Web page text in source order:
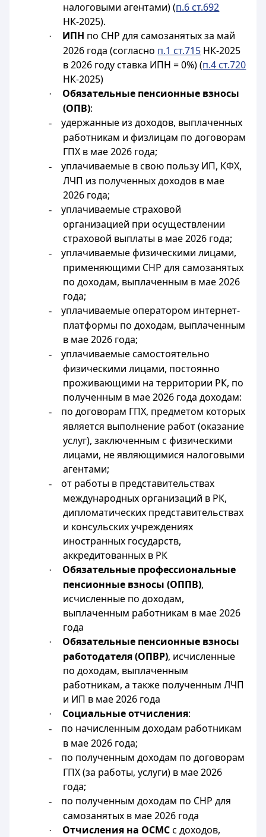
налоговыми агентами) (п.6 ст.692
НК-2025).
· ИПН по СНР для самозанятых за май
2026 года (согласно п.1 ст.715 НК-2025
в 2026 году ставка ИПН = 0%) (п.4 ст.720
НК-2025)
·
Обязательные пенсионные взносы
(ОПВ):
-
удержанные из доходов, выплаченных
работникам и физлицам по договорам
ГПХ в мае 2026 года;
-
уплачиваемые в свою пользу ИП, КФХ,
ЛЧП из полученных доходов в мае
2026 года;
-
уплачиваемые страховой
организацией при осуществлении
страховой выплаты в мае 2026 года;
-
уплачиваемые физическими лицами,
применяющими СНР для самозанятых
по доходам, выплаченным в мае 2026
года;
-
уплачиваемые оператором интернет-
платформы по доходам, выплаченным
в мае 2026 года;
-
уплачиваемые самостоятельно
физическими лицами, постоянно
проживающими на территории РК, по
полученным в мае 2026 года доходам:
-
по договорам ГПХ, предметом которых
является выполнение работ (оказание
услуг), заключенным с физическими
лицами, не являющимися налоговыми
агентами;
-
от работы в представительствах
международных организаций в РК,
дипломатических представительствах
и консульских учреждениях
иностранных государств,
аккредитованных в РК
·
Обязательные профессиональные
пенсионные взносы (ОППВ),
исчисленные по доходам,
выплаченным работникам в мае 2026
года
·
Обязательные пенсионные взносы
работодателя (ОПВР), исчисленные
по доходам, выплаченным
работникам, а также полученным ЛЧП
и ИП в мае 2026 года
· Социальные отчисления:
-
по начисленным доходам работникам
в мае 2026 года;
-
по полученным доходам по договорам
ГПХ (за работы, услуги) в мае 2026
года;
-
по полученным доходам по СНР для
самозанятых в мае 2026 года
· Отчисления на ОСМСс доходов,